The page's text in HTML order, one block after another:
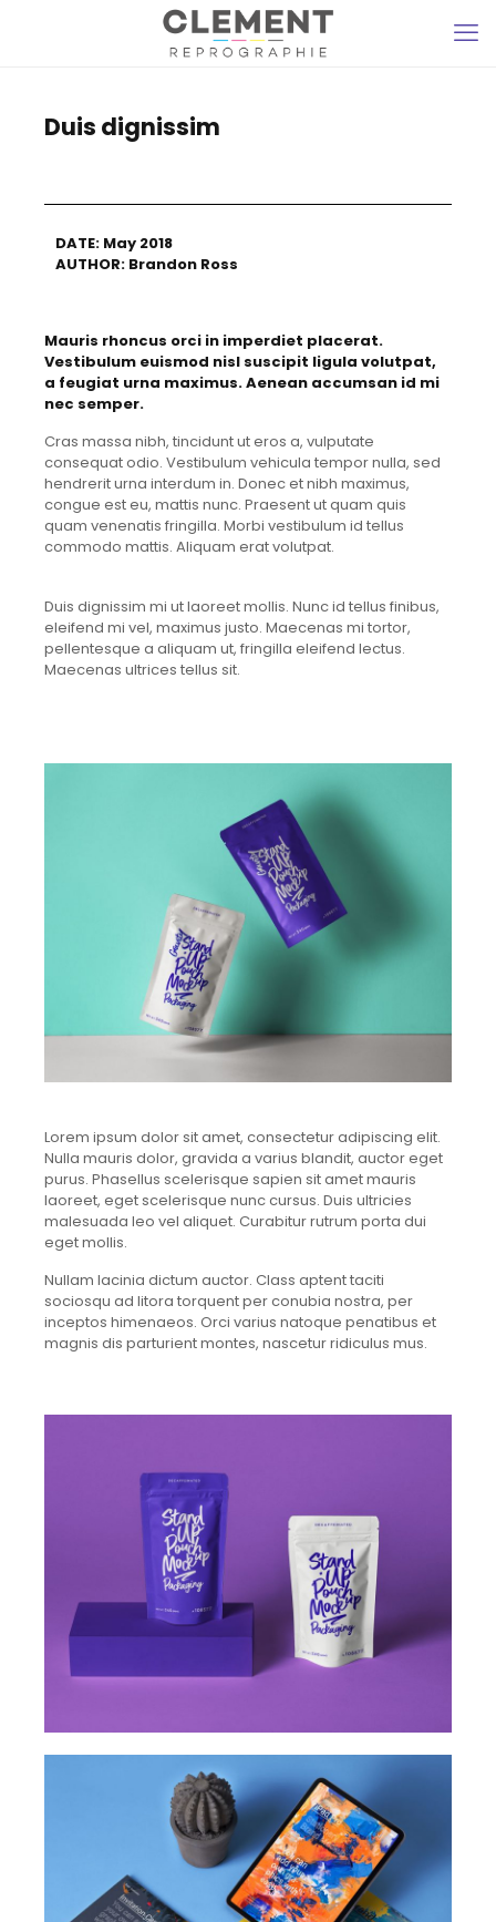
Duis dignissim
DATE: May 2018
AUTHOR: Brandon Ross
Mauris rhoncus orci in imperdiet placerat.
Vestibulum euismod nisl suscipit ligula volutpat,
a feugiat urna maximus. Aenean accumsan id mi
nec semper.
Cras massa nibh, tincidunt ut eros a, vulputate
consequat odio. Vestibulum vehicula tempor nulla, sed
hendrerit urna interdum in. Donec et nibh maximus,
congue est eu, mattis nunc. Praesent ut quam quis
quam venenatis fringilla. Morbi vestibulum id tellus
commodo mattis. Aliquam erat volutpat.
Duis dignissim mi ut laoreet mollis. Nunc id tellus finibus,
eleifend mi vel, maximus justo. Maecenas mi tortor,
pellentesque a aliquam ut, fringilla eleifend lectus.
Maecenas ultrices tellus sit.
Lorem ipsum dolor sit amet, consectetur adipiscing elit.
Nulla mauris dolor, gravida a varius blandit, auctor eget
purus. Phasellus scelerisque sapien sit amet mauris
laoreet, eget scelerisque nunc cursus. Duis ultricies
malesuada leo vel aliquet. Curabitur rutrum porta dui
eget mollis.
Nullam lacinia dictum auctor. Class aptent taciti
sociosqu ad litora torquent per conubia nostra, per
inceptos himenaeos. Orci varius natoque penatibus et
magnis dis parturient montes, nascetur ridiculus mus.